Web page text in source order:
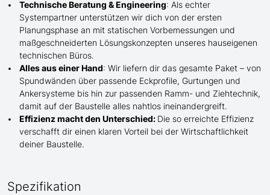
Technische Beratung & Engineering: Als echter
Systempartner unterstützen wir dich von der ersten
Planungsphase an mit statischen Vorbemessungen und
maßgeschneiderten Lösungskonzepten unseres hauseigenen
technischen Büros.
Alles aus einer Hand: Wir liefern dir das gesamte Paket – von
Spundwänden über passende Eckprofile, Gurtungen und
Ankersysteme bis hin zur passenden Ramm- und Ziehtechnik,
damit auf der Baustelle alles nahtlos ineinandergreift.
Effizienz macht den Unterschied: Die so erreichte Effizienz
verschafft dir einen klaren Vorteil bei der Wirtschaftlichkeit
deiner Baustelle.
Spezifikation